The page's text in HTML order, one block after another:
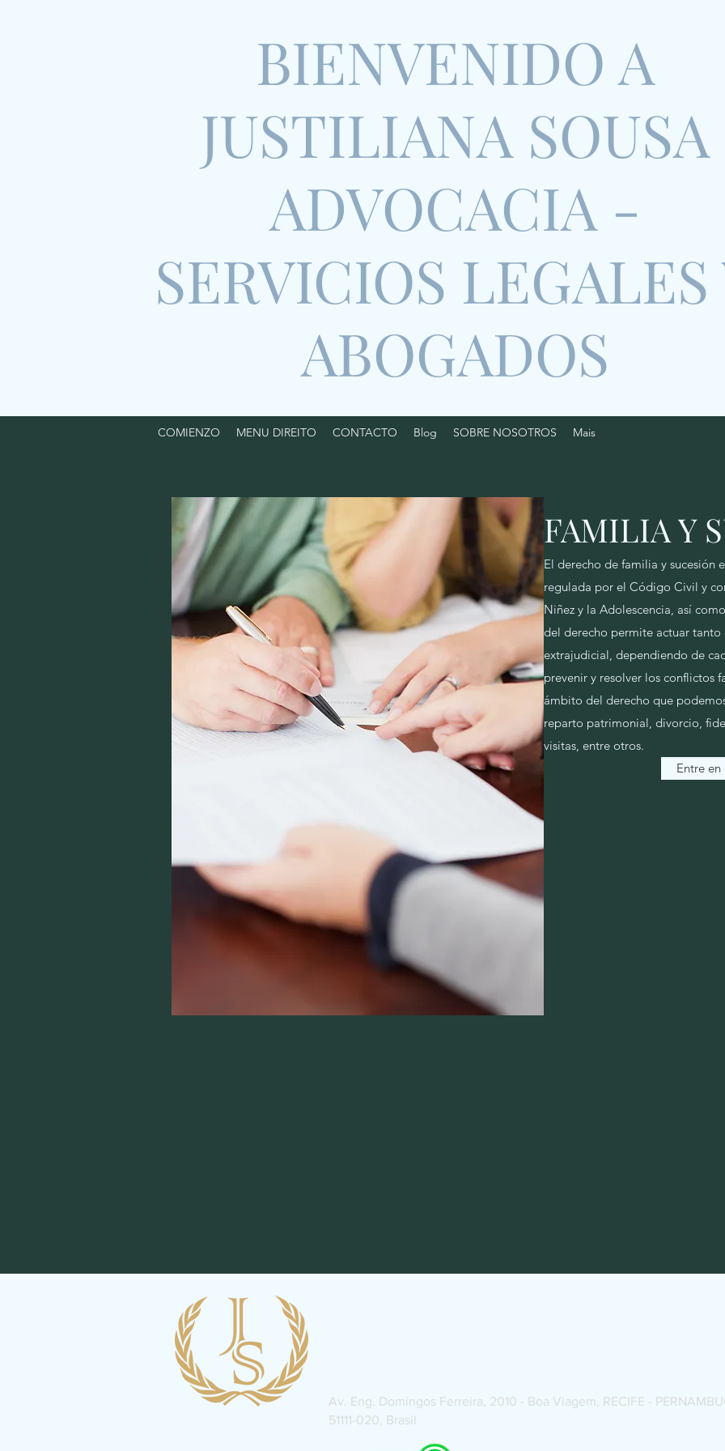
BIENVENIDO A
JUSTILIANA SOUSA
ADVOCACIA -
SERVICIOS LEGALES
ABOGADOS
COMIENZO MENU DIREITO CONTACTO Blog SOBRE NOSOTROS Mais
FAMILIA Y
El derecho de familia y sucesión
regulada por el Código Civil y
Niñez y la Adolescencia, así
del derecho permite actuar
extrajudicial, dependiendo de
prevenir y resolver los conflictos
ámbito del derecho que
reparto patrimonial, divorcio,
visitas, entre otros.
Entre
Av. Eng. Domingos Ferreira, 2010 - Boa Viagem, RECIFE -
51111-020, Brasil